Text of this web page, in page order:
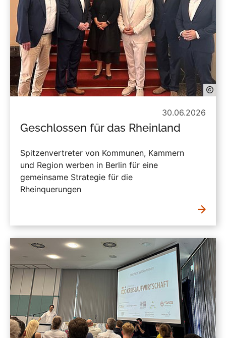
30.06.2026
Geschlossen für das Rheinland
Spitzenvertreter von Kommunen, Kammern
und Region werben in Berlin für eine
gemeinsame Strategie für die
Rheinquerungen